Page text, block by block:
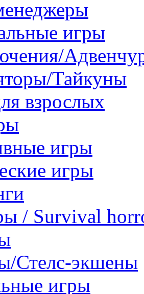
игры
Тайкуны
взрослых
игры
игры
/ Survival
Стелс-экшены
игры